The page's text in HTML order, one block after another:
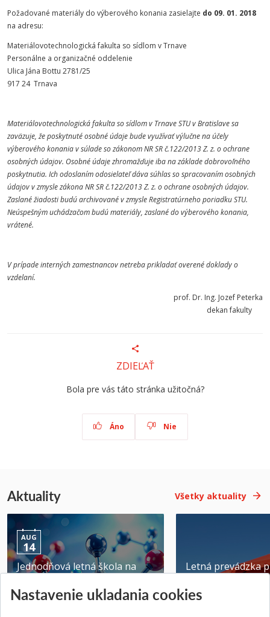
Požadované materiály do výberového konania zasielajte do 09. 01. 2018
na adresu:
Materiálovotechnologická fakulta so sídlom v Trnave
Personálne a organizačné oddelenie
Ulica Jána Bottu 2781/25
917 24 Trnava
Materiálovotechnologická fakulta so sídlom v Trnave STU v Bratislave sa
zaväzuje, že poskytnuté osobné údaje bude využívať výlučne na účely
výberového konania v súlade so zákonom NR SR č.122/2013 Z. z. o ochrane
osobných údajov. Osobné údaje zhromažďuje iba na základe dobrovoľného
poskytnutia. Ich odoslaním odosielateľ dáva súhlas so spracovaním osobných
údajov v zmysle zákona NR SR č.122/2013 Z. z. o ochrane osobných údajov.
Zaslané žiadosti budú archivované v zmysle Registratúrneho poriadku STU.
Neúspešným uchádzačom budú materiály, zaslané do výberového konania,
vrátené.
V prípade interných zamestnancov netreba prikladať overené doklady o
vzdelaní.
prof. Dr. Ing. Jozef Peterka
dekan fakulty
ZDIEĽAŤ
Bola pre vás táto stránka užitočná?
Áno Nie
Aktuality Všetky aktuality
AUG
14
Jednodňová letná škola na
Pridané 28.07.2026
Letná prevádzka
Pridané 23.06.2026
Nastavenie ukladania cookies